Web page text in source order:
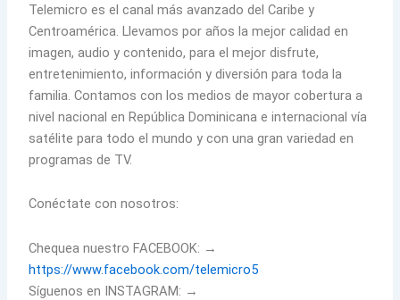
Telemicro es el canal más avanzado del Caribe y
Centroamérica. Llevamos por años la mejor calidad en
imagen, audio y contenido, para el mejor disfrute,
entretenimiento, información y diversión para toda la
familia. Contamos con los medios de mayor cobertura a
nivel nacional en República Dominicana e internacional vía
satélite para todo el mundo y con una gran variedad en
programas de TV.
Conéctate con nosotros:
Chequea nuestro FACEBOOK: →
https://www.facebook.com/telemicro5
Síguenos en INSTAGRAM: →